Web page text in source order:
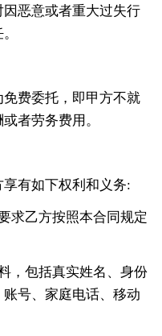
恶意或者重大过失行
费委托，即甲方不就
者劳务费用。
有如下权利和义务:
求乙方按照本合同规定
，包括真实姓名、身份
号、家庭电话、移动